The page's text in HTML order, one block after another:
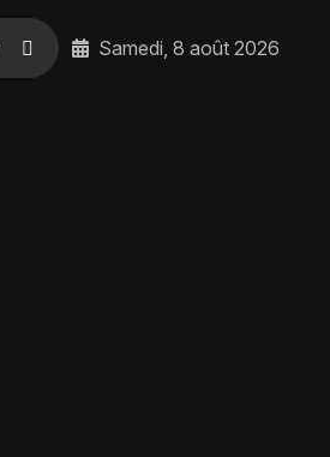
Samedi, 8 août 2026